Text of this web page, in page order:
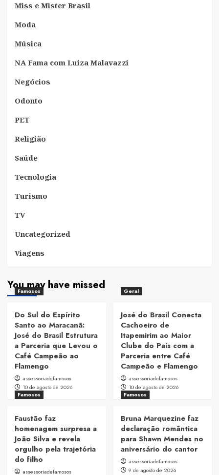
Miss e Mister Brasil
Moda
Música
NA Fama com Luiza Malavazzi
Negócios
Odonto
PET
Religião
Saúde
Tecnologia
Turismo
TV
Uncategorized
Viagens
You may have missed
Famosos
Do Sul do Espírito
Santo ao Maracanã:
José do Brasil Estrutura
a Parceria que Levou o
Café Campeão ao
Flamengo
assessoriadefamosos
10 de agosto de 2026
Geral
José do Brasil Conecta
Cachoeiro de
Itapemirim ao Maior
Clube do País com a
Parceria entre Café
Campeão e Flamengo
assessoriadefamosos
10 de agosto de 2026
Famosos
Faustão faz
homenagem surpresa a
João Silva e revela
orgulho pela trajetória
do filho
assessoriadefamosos
Famosos
Bruna Marquezine faz
declaração romântica
para Shawn Mendes no
aniversário do cantor
assessoriadefamosos
9 de agosto de 2026